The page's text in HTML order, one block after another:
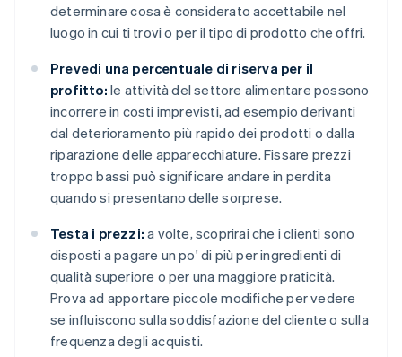
determinare cosa è considerato accettabile nel
luogo in cui ti trovi o per il tipo di prodotto che offri.
Prevedi una percentuale di riserva per il
profitto: le attività del settore alimentare possono
incorrere in costi imprevisti, ad esempio derivanti
dal deterioramento più rapido dei prodotti o dalla
riparazione delle apparecchiature. Fissare prezzi
troppo bassi può significare andare in perdita
quando si presentano delle sorprese.
Testa i prezzi: a volte, scoprirai che i clienti sono
disposti a pagare un po' di più per ingredienti di
qualità superiore o per una maggiore praticità.
Prova ad apportare piccole modifiche per vedere
se influiscono sulla soddisfazione del cliente o sulla
frequenza degli acquisti.